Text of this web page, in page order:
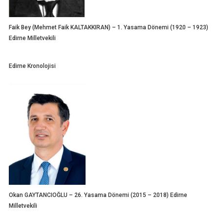
Faik Bey (Mehmet Faik KALTAKKIRAN) – 1. Yasama Dönemi (1920 – 1923)
Edirne Milletvekili
Edirne Kronolojisi
Okan GAYTANCIOĞLU – 26. Yasama Dönemi (2015 – 2018) Edirne
Milletvekili